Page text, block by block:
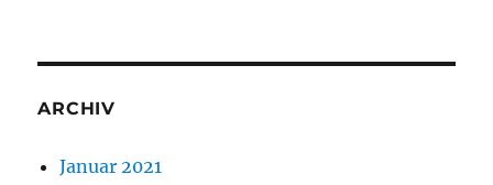
ARCHIV
Januar 2021